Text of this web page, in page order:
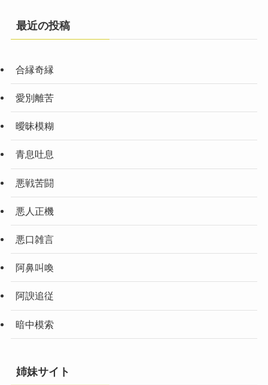
最近の投稿
合縁奇縁
愛別離苦
曖昧模糊
青息吐息
悪戦苦闘
悪人正機
悪口雑言
阿鼻叫喚
阿諛追従
暗中模索
姉妹サイト